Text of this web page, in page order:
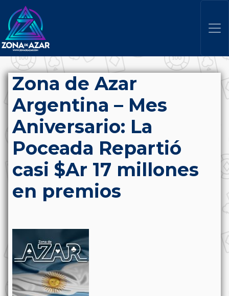
Zona de Azar
Argentina – Mes
Aniversario: La
Poceada Repartió
casi $Ar 17 millones
en premios